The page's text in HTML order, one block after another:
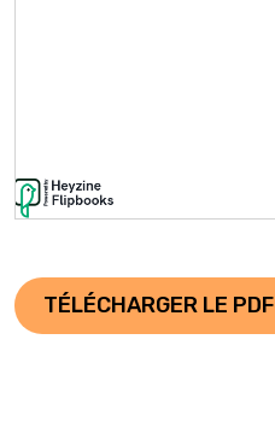
TÉLÉCHARGER LE PDF